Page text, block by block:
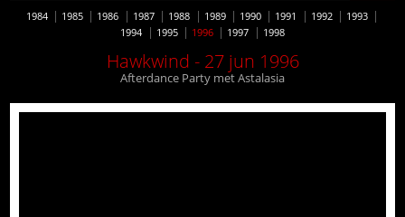
1984 1985 1986 1987 1988 1989 1990 1991 1992
1993
1994
1995 1996 1997 1998
Hawkwind - 27 jun 1996
Afterdance Party met Astalasia